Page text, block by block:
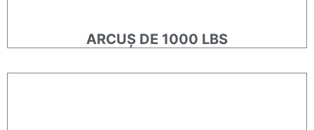
ARCUȘ DE 1000 LBS